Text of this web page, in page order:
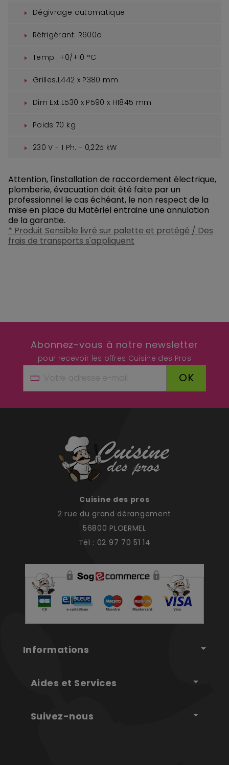
Dégivrage automatique
Réfrigérant: R600a
Temp.: +0/+10 °C
Grilles.L442 x P380 mm
Dim Ext.L530 x P590 x H1845 mm
Poids 70 kg
230 V - 1 Ph. - 0,225 kW
Attention, l'installation de raccordement électrique,
plomberie, évacuation doit été faite par un
professionnel le cas échéant, le non respect de la
mise en place du Matériel entraine une annulation
de la garantie.
* Produit Sensible livré sur palette et protégé / Des
frais de transports s'appliquent
Abonnez-vous à notre newsletter
pour recevoir les offres Cuisine des Pros
OK
Cuisine des pros
2 rue du grand dérangement
56800 PLOERMEL
Tél : 02 97 70 51 14
Informations
Aides et Services
Suivez-nous